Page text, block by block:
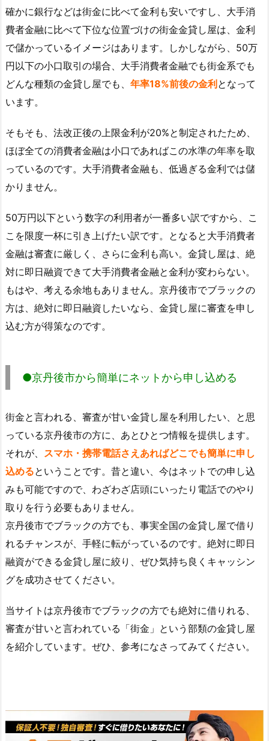
確かに銀行などは街金に比べて金利も安いですし、大手消
費者金融に比べて下位な位置づけの街金金貸し屋は、金利
で儲かっているイメージはあります。しかしながら、50万
円以下の小口取引の場合、大手消費者金融でも街金系でも
どんな種類の金貸し屋でも、 年率18%前後の金利 となって
います。
そもそも、法改正後の上限金利が20%と制定されたため、
ほぼ全ての消費者金融は小口であればこの水準の年率を取
っているのです。大手消費者金融も、低過ぎる金利では儲
かりません。
50万円以下という数字の利用者が一番多い訳ですから、こ
こを限度一杯に引き上げたい訳です。となると大手消費者
金融は審査に厳しく、さらに金利も高い。金貸し屋は、絶
対に即日融資できて大手消費者金融と金利が変わらない。
もはや、考える余地もありません。京丹後市でブラックの
方は、絶対に即日融資したいなら、金貸し屋に審査を申し
込む方が得策なのです。
●京丹後市から簡単にネットから申し込める
街金と言われる、審査が甘い金貸し屋を利用したい、と思
っている京丹後市の方に、あとひとつ情報を提供します。
それが、 スマホ・携帯電話さえあればどこでも簡単に申し
込めるということです。昔と違い、今はネットでの申し込
みも可能ですので、わざわざ店頭にいったり電話でのやり
取りを行う必要もありません。
京丹後市でブラックの方でも、事実全国の金貸し屋で借り
れるチャンスが、手軽に転がっているのです。絶対に即日
融資ができる金貸し屋に絞り、ぜひ気持ち良くキャッシン
グを成功させてください。
当サイトは京丹後市でブラックの方でも絶対に借りれる、
審査が甘いと言われている「街金」という部類の金貸し屋
を紹介しています。ぜひ、参考になさってみてください。